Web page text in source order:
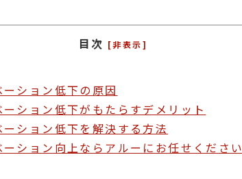
目次 [非表示]
ション低下の原因
ション低下がもたらすデメリット
ション低下を解決する方法
ション向上ならアルーにお任せください